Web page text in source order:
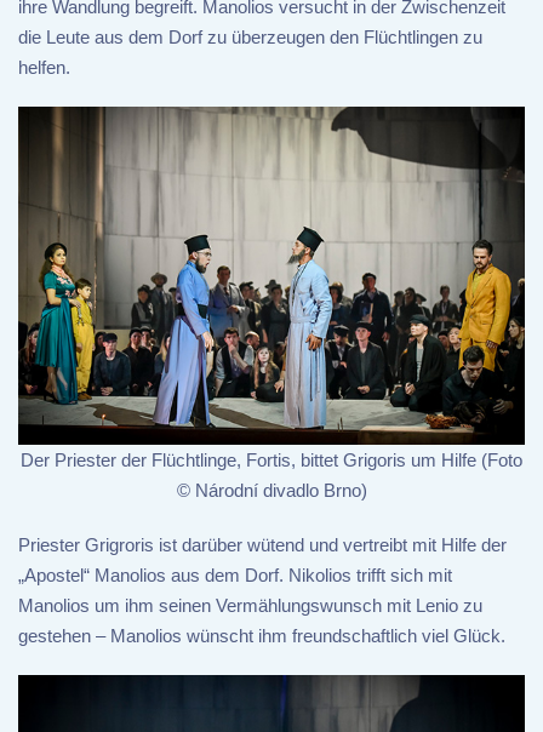
ihre Wandlung begreift. Manolios versucht in der Zwischenzeit
die Leute aus dem Dorf zu überzeugen den Flüchtlingen zu
helfen.
Der Priester der Flüchtlinge, Fortis, bittet Grigoris um Hilfe (Foto
© Národní divadlo Brno)
Priester Grigroris ist darüber wütend und vertreibt mit Hilfe der
„Apostel“ Manolios aus dem Dorf. Nikolios trifft sich mit
Manolios um ihm seinen Vermählungswunsch mit Lenio zu
gestehen – Manolios wünscht ihm freundschaftlich viel Glück.